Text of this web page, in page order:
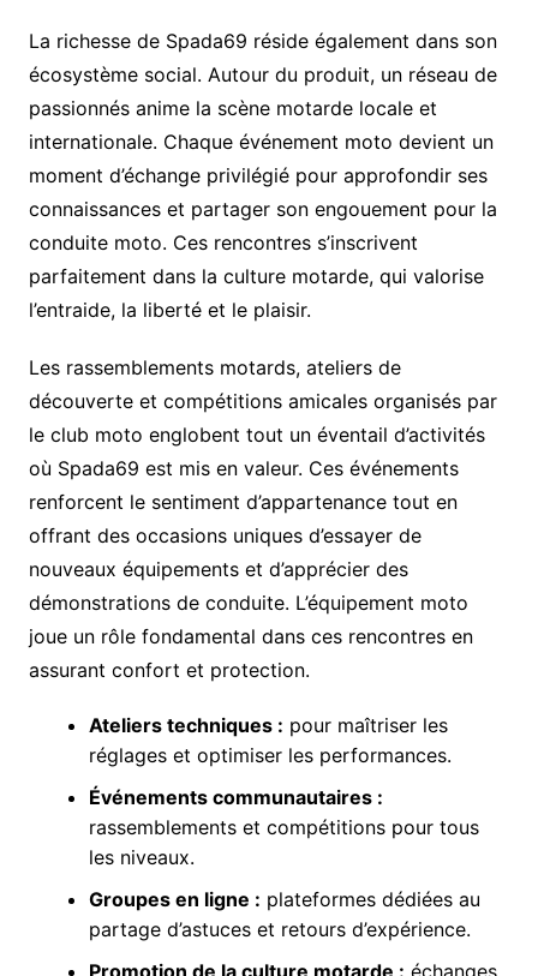
La richesse de Spada69 réside également dans son
écosystème social. Autour du produit, un réseau de
passionnés anime la scène motarde locale et
internationale. Chaque événement moto devient un
moment d’échange privilégié pour approfondir ses
connaissances et partager son engouement pour la
conduite moto. Ces rencontres s’inscrivent
parfaitement dans la culture motarde, qui valorise
l’entraide, la liberté et le plaisir.
Les rassemblements motards, ateliers de
découverte et compétitions amicales organisés par
le club moto englobent tout un éventail d’activités
où Spada69 est mis en valeur. Ces événements
renforcent le sentiment d’appartenance tout en
offrant des occasions uniques d’essayer de
nouveaux équipements et d’apprécier des
démonstrations de conduite. L’équipement moto
joue un rôle fondamental dans ces rencontres en
assurant confort et protection.
Ateliers techniques : pour maîtriser les
réglages et optimiser les performances.
Événements communautaires :
rassemblements et compétitions pour tous
les niveaux.
Groupes en ligne : plateformes dédiées au
partage d’astuces et retours d’expérience.
Promotion de la culture motarde : échanges